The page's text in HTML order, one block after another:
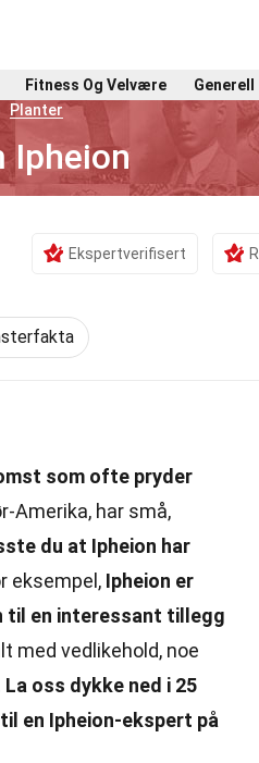
Fitness Og Velvære Generell
Planter
Ipheion
Ekspertverifisert
som ofte pryder
Amerika, har små,
du at Ipheion har
eksempel, Ipheion er
til en interessant tillegg
med vedlikehold, noe
La oss dykke ned i 25
en Ipheion-ekspert på